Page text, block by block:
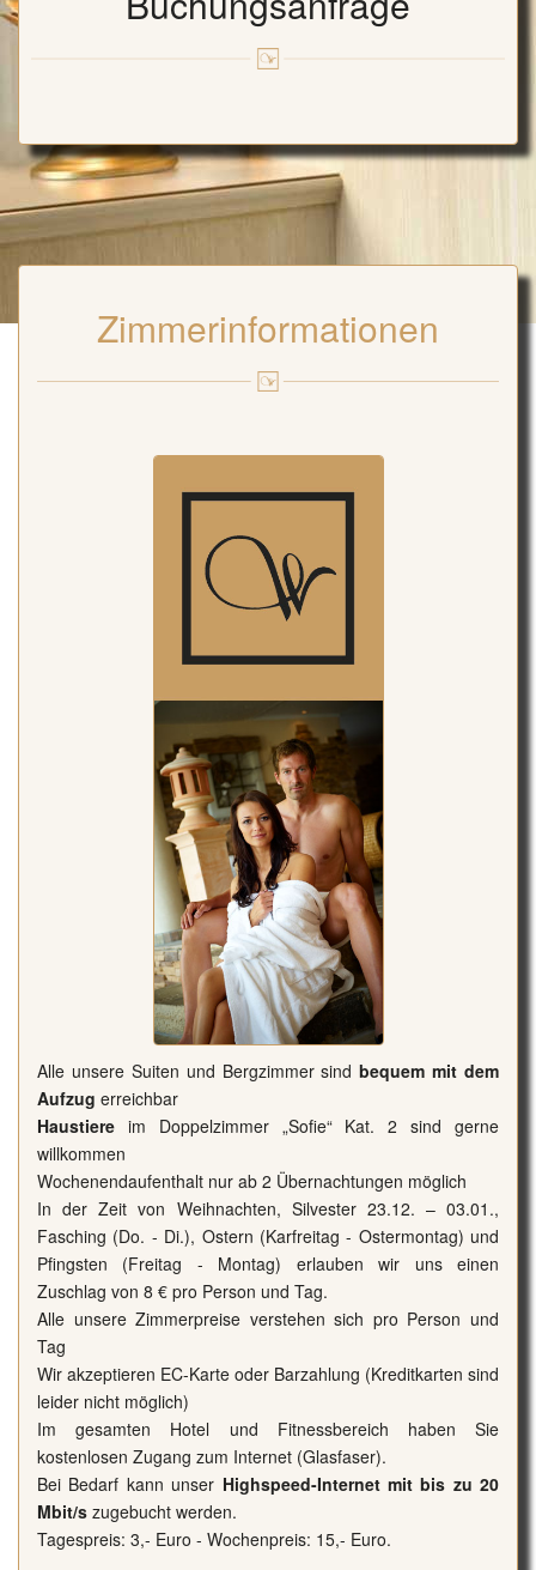
Zimmerinformationen
Alle unsere Suiten und Bergzimmer sindbequem mit dem
Aufzug erreichbar
Haustiere im Doppelzimmer „Sofie“ Kat. 2 sind gerne
willkommen
Wochenendaufenthalt nur ab 2 Übernachtungen möglich
In der Zeit von Weihnachten, Silvester 23.12. – 03.01.,
Fasching (Do. - Di.), Ostern (Karfreitag - Ostermontag) und
Pfingsten (Freitag - Montag) erlauben wir uns einen
Zuschlag von 8 € pro Person und Tag.
Alle unsere Zimmerpreise verstehen sich pro Person und
Tag
Wir akzeptieren EC-Karte oder Barzahlung (Kreditkarten sind
leider nicht möglich)
Im gesamten Hotel und Fitnessbereich haben Sie
kostenlosen Zugang zum Internet (Glasfaser).
Bei Bedarf kann unser Highspeed-Internet mit bis zu 20
Mbit/s zugebucht werden.
Tagespreis: 3,- Euro - Wochenpreis: 15,- Euro.